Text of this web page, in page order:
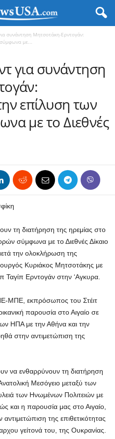
συνάντηση Μητσοτάκη-Ερντογάν:
με...
για συνάντηση
επίλυση των
με το Διεθνές
τη διατήρηση της ηρεμίας στο
σύμφωνα με το Διεθνές Δίκαιο
την ολοκλήρωση της
Κυριάκος Μητσοτάκης με
Ταγίπ Ερντογάν στην ‘Αγκυρα.
ΜΠΕ, εκπρόσωπος του Στέιτ
παρουσία στο Αιγαίο σε
ΗΠΑ με την Αθήνα και την
στην αντιμετώπιση της
να ενθαρρύνουν τη διατήρηση
Μεσόγειο μεταξύ των
των Ηνωμένων Πολιτειών με
και η παρουσία μας στο Αιγαίο,
της επιθετικότητας
γείτονά του, της Ουκρανίας.